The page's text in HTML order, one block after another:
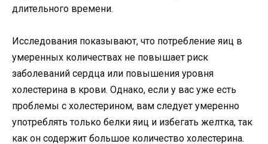
длительного времени.
Исследования показывают, что потребление яиц в
умеренных количествах не повышает риск
заболеваний сердца или повышения уровня
холестерина в крови. Однако, если у вас уже есть
проблемы с холестерином, вам следует умеренно
употреблять только белки яиц и избегать желтка, так
как он содержит большое количество холестерина.